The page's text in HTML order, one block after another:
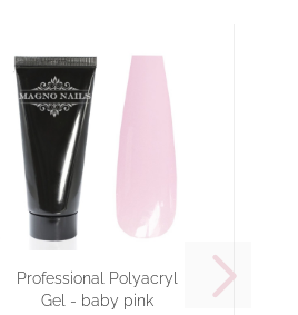
Professional Polyacryl
Gel - baby pink